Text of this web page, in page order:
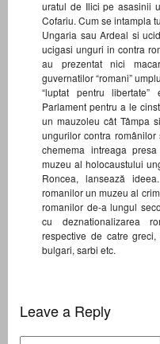
uratul de Ilici pe asasinii
Cofariu. Cum se intampla
Ungaria sau Ardeal si
ucigasi unguri in contra
au prezentat nici
guvernatilor “romani”
“luptat pentru
Parlament pentru a le
un mauzoleu cât Tâmpa
ungurilor contra
chemema intreaga
muzeu al holocaustului
Roncea, lansează
romanilor un muzeu al
romanilor de-a lungul
cu deznationalizarea
respective de catre
bulgari, sarbi etc.
Leave a Reply